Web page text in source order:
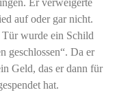
auf oder gar nicht.
wurde ein Schild
geschlossen“. Da er
Geld, das er dann für
hat.